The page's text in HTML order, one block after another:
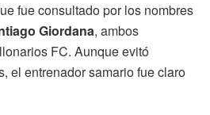
fue consultado por los nombres
Giordana, ambos
FC. Aunque evitó
el entrenador samario fue claro